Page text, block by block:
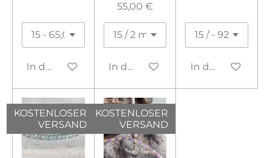
In den Warenkorb
55,00 €
In den WarenkorbIn den
KOSTENLOSER
VERSAND
KOSTENLOSER
VERSAND